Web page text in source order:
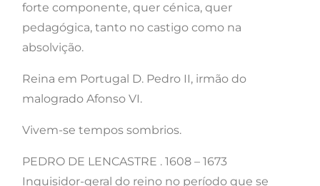
forte componente, quer cénica, quer
pedagógica, tanto no castigo como na
absolvição.
Reina em Portugal D. Pedro II, irmão do
malogrado Afonso VI.
Vivem-se tempos sombrios.
PEDRO DE LENCASTRE . 1608 – 1673
Inquisidor-geral do reino no período que se